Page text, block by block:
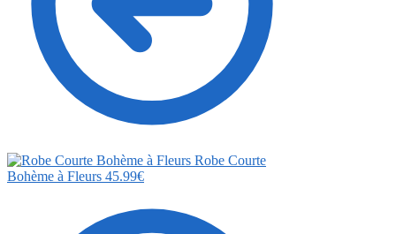
Robe Courte
Bohème à Fleurs 45.99€